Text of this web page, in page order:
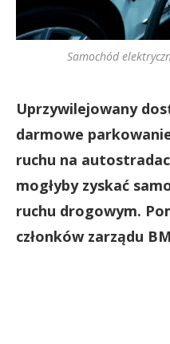
Samochód
Uprzywilejowany
darmowe
ruchu na
mogłyby zyskać
ruchu drogowym.
członków zarządu